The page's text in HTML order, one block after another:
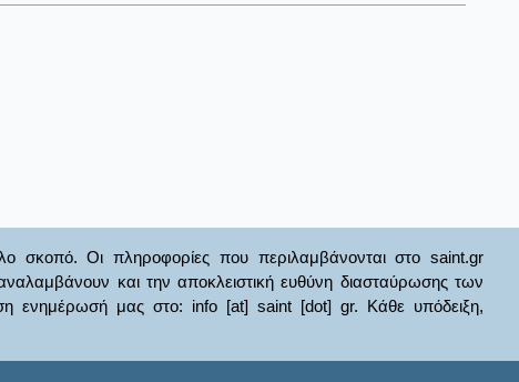
σκοπό. Οι πληροφορίες που περιλαμβάνονται στο saint.gr
και την αποκλειστική ευθύνη διασταύρωσης των
ενημέρωσή μας στο: info [at] saint [dot] gr. Κάθε υπόδειξη,